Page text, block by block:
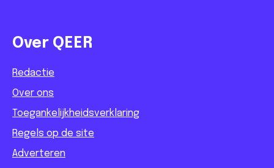
Over QEER
Redactie
Over ons
Toegankelijkheidsverklaring
Regels op de site
Adverteren